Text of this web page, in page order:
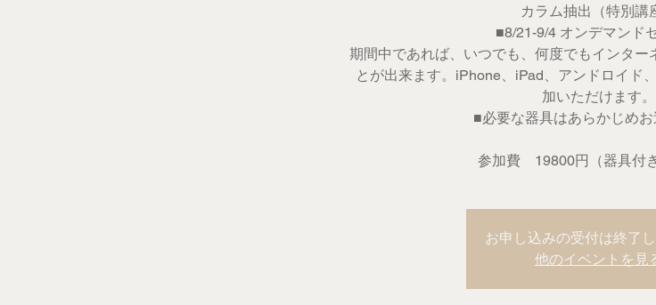
カラム抽出（特別講
■8/21-9/4 オンデマンド
期間中であれば、いつでも、何度でもインター
とが出来ます。iPhone、iPad、アンドロイド
加いただけます。
■必要な器具はあらかじめ
参加費 19800円（器具付き
お申し込みの受付は終了し
他のイベントを見